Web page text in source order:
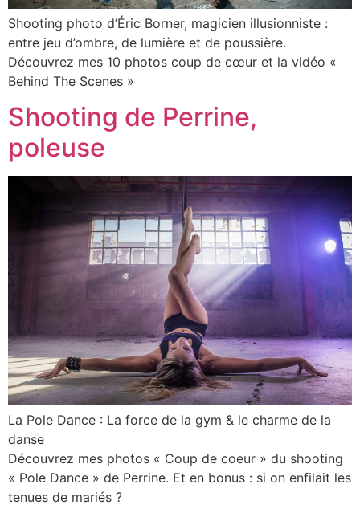
Shooting photo d’Éric Borner, magicien illusionniste :
entre jeu d’ombre, de lumière et de poussière.
Découvrez mes 10 photos coup de cœur et la vidéo «
Behind The Scenes »
Shooting de Perrine,
poleuse
La Pole Dance : La force de la gym & le charme de la
danse
Découvrez mes photos « Coup de coeur » du shooting
« Pole Dance » de Perrine. Et en bonus : si on enfilait les
tenues de mariés ?